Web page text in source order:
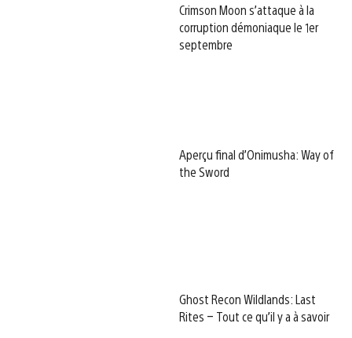
Crimson Moon s’attaque à la
corruption démoniaque le 1er
septembre
Aperçu final d’Onimusha: Way of
the Sword
Ghost Recon Wildlands: Last
Rites – Tout ce qu’il y a à savoir